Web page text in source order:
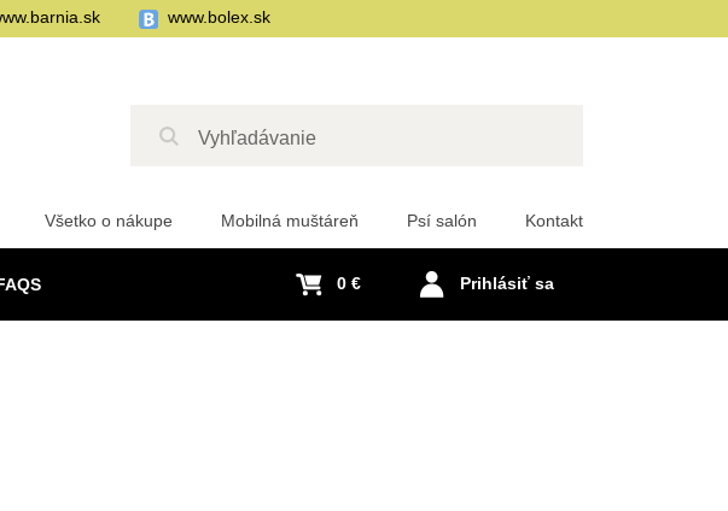
Všetko o nákupe Mobilná muštáreň Psí salón Kontakt
Prihlásiť sa
0 €
www.bolex.sk